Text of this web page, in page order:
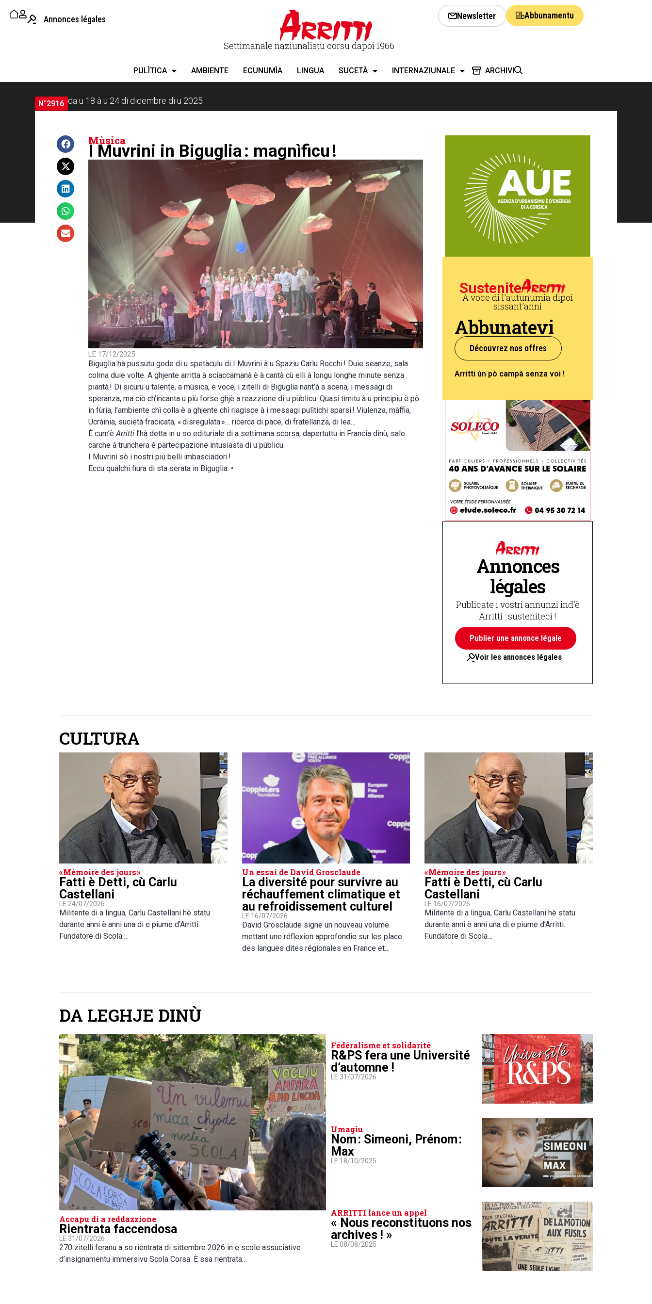
Annonces légales
Settimanale naziunalistu corsu dapoi 1966
Newsletter Abbunamentu
PULÌTICA AMBIENTE ECUNUMÌA LINGUA SUCETÀ INTERNAZIUNALE ARCHIVI
N°2916 da u 18 à u 24 di dicembre di u 2025
Mùsica
I Muvrini in Biguglia : magnìficu !
LE 17/12/2025
Biguglia hà pussutu gode di u spetàculu di I Muvrini à u Spaziu Carlu Rocchi ! Duie seanze, sala
colma duie volte. A ghjente arritta à sciaccamanà è à cantà cù elli à longu longhe minute senza
piantà ! Di sicuru u talente, a mùsica, e voce, i zitelli di Biguglia nant’à a scena, i messagi di
speranza, ma ciò ch’incanta u più forse ghjè a reazzione di u pùblicu. Quasi tìmitu à u principiu è pò
in fùria, l’ambiente chì colla è a ghjente chì riagisce à i messagi pulìtichi sparsi ! Viulenza, màffia,
Ucràinia, sucietà fracicata, « disregulata »… ricerca di pace, di fratellanza, di lea…
È cum’èArritti l’hà detta in u so edituriale di a settimana scorsa, dapertuttu in Francia dinù, sale
carche à trunchera è partecipazione intusiasta di u pùblicu.
I Muvrini sò i nostri più belli imbasciadori !
Eccu qualchi fiura di sta serata in Biguglia. •
Sustenite
A voce di l'autunumia dipoi
sissant'anni
Abbunatevi
Découvrez nos offres
Arritti ùn pò campà senza voi !
Annonces
légales
Publicate i vostri annunzi ind'è
Arritti : susteniteci !
Publier une annonce légale
Voir les annonces légales
CULTURA
« Mémoire des jours »
Fatti è Detti, cù Carlu
Castellani
LE 24/07/2026
Militente di a lingua, Carlu Castellani hè statu
durante anni è anni una di e piume d’Arritti.
Fundatore di Scola…
Un essai de David Grosclaude
La diversité pour survivre au
réchauffement climatique et
au refroidissement culturel
LE 16/07/2026
David Grosclaude signe un nouveau volume
mettant une réflexion approfondie sur les place
des langues dites régionales en France et…
« Mémoire des jours »
Fatti è Detti, cù Carlu
Castellani
LE 16/07/2026
Militente di a lingua, Carlu Castellani hè statu
durante anni è anni una di e piume d’Arritti.
Fundatore di Scola…
DA LEGHJE DINÙ
Accapu di a reddazzione
Rientrata faccendosa
LE 31/07/2026
270 zitelli feranu a so rientrata di sittembre 2026 in e scole assuciative
d’insignamentu immersivu Scola Corsa. È ssa rientrata…
Fédéralisme et solidarité
R&PS fera une Université
d’automne !
LE 31/07/2026
Umagiu
Nom : Simeoni, Prénom :
Max
LE 18/10/2025
ARRITTI lance un appel
« Nous reconstituons nos
archives ! »
LE 08/08/2025